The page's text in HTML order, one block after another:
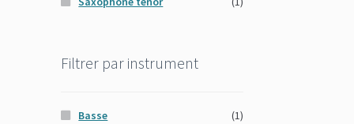
Filtrer par instrument
Basse
(1)